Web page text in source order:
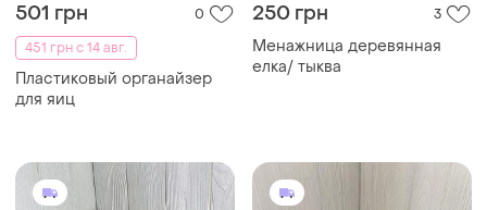
501 грн
0
451 грн с 14 авг.
Пластиковый органайзер
для яиц
250 грн 3
Менажница деревянная
елка/ тыква